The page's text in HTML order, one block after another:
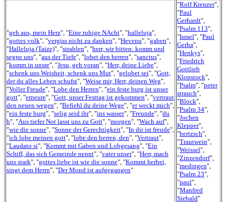
"geh aus, mein Herz", "Eine ruhige NAcht", "halleluja",
"gottes volk", "vergiss nicht zu danken", "Hevenu", "gaben",
"Halleluja (Taize)", "strahlen", "herr, wir bitten: komm und
segne uns", "aus der Tiefe", "lobet den herren", "sanctus",
"komm in unsre", "Jesu, geh voran", "Herr, deine Liebe",
"schenk uns Weisheit, schenk uns Mut", "gelobet sei", "Gott,
der du alles Leben schufst", "Weise mir, Herr, deinen Weg",
"Voller Freude", "Lobe den Herren", "ein feste burg ist unser
gott", "erneure", "Gott, unser Festtag ist gekommen", "vertraut
den neuen wegen", "Befiehl du deine Wege", "er weckt mich",
"ein feste burg", "selig seid ihr", "ins wasser", "Freunde", "du
b", "Aus tiefer Not lasst uns zu Gott", "morgen", "Wach auf",
"wie die sonne", "Sonne der Gerechtigkeit", "In dir ist freude",
"ich lobe meinen gott", "lobe den herren, den", "Vertraut",
"Laudato si", "Kommt mit Gaben und Lobgesang", "Ein
Schiff, das sich Gemeinde nennt", "vater unser", "Herr, mach
uns stark", "gottes liebe ist wie die sonne", "Kommt herbei,
singt dem Herrn", "Der Mond ist aufgegangen"
"Rolf Krenzer",
"Paul
Gerhardt",
"Psalm 113",
"Israel", "Paul
Gerha",
"Henkys",
"Friedrich
Gottlieb
Klopstock",
"Psalm", "peter
strauch",
"Block",
"Psalm 34",
"Jochen
Klepper",
"hertzsch",
"Trautwein",
"Weissel",
"Zinzendorf",
"medingen",
"Psalm 23",
"paul",
"Manfred
Siebald"